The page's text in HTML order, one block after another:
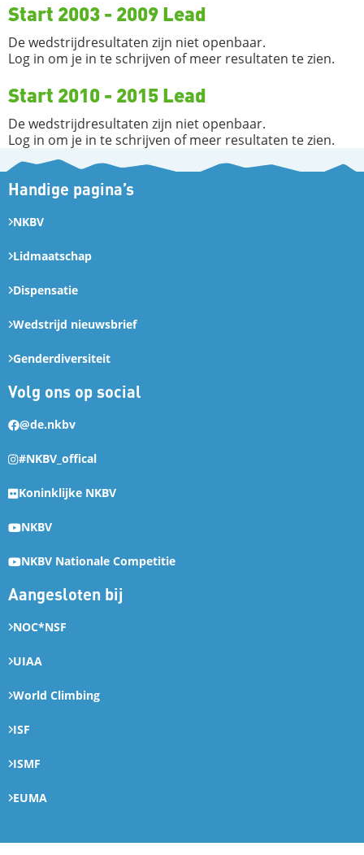
Start 2003 - 2009 Lead
De wedstrijdresultaten zijn niet openbaar.
Log in om je in te schrijven of meer resultaten te zien.
Start 2010 - 2015 Lead
De wedstrijdresultaten zijn niet openbaar.
Log in om je in te schrijven of meer resultaten te zien.
Handige pagina’s
NKBV
Lidmaatschap
Dispensatie
Wedstrijd nieuwsbrief
Genderdiversiteit
Volg ons op social
@de.nkbv
#NKBV_offical
Koninklijke NKBV
NKBV
NKBV Nationale Competitie
Aangesloten bij
NOC*NSF
UIAA
World Climbing
ISF
ISMF
EUMA